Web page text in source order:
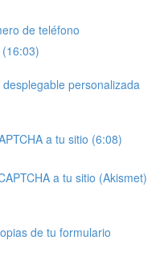
de teléfono
personalizada
a tu sitio (6:08)
a tu sitio (Akismet)
de tu formulario